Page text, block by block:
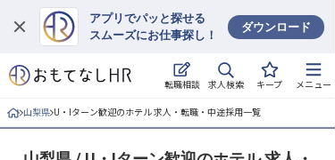
アプリでパッと探せる
スムーズにお仕事探し！
ダウンロード
転職相談 求人検索 キープ メニュー
ログイン
求人・施設を探す
山梨県 U・Iターン歓迎のホテル 求人・転職・中途採用一覧